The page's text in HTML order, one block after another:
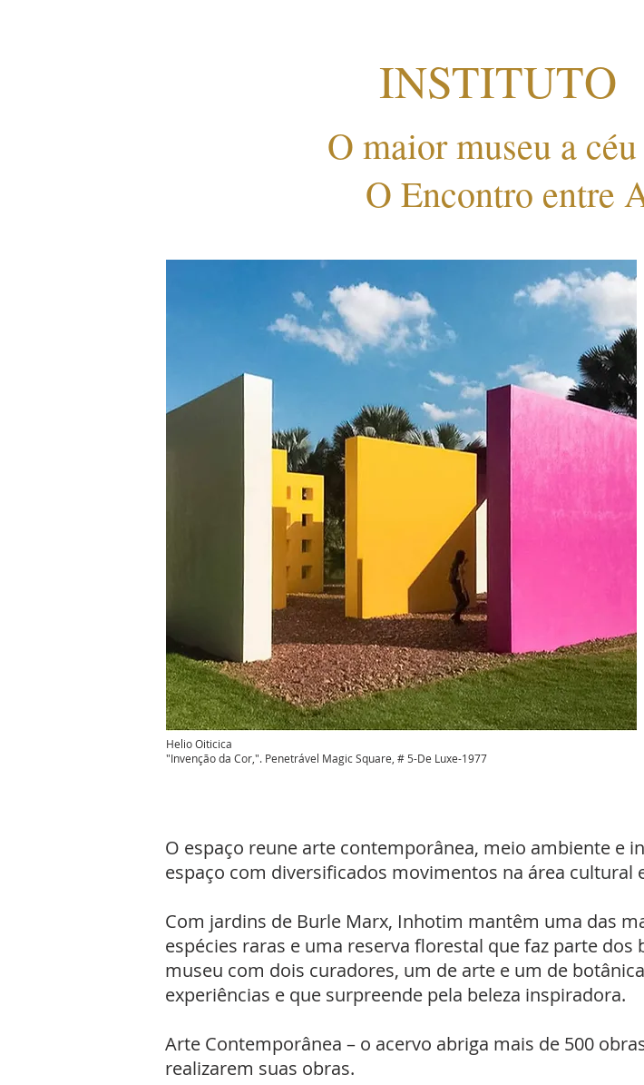
INSTITUTO
O maior museu a
O Encontro entre
Helio Oiticica
"Invenção da Cor,". Penetrável Magic Square, # 5-De Luxe-1977
O espaço reune arte contemporânea, meio ambiente e
espaço com diversificados movimentos na área cultural
Com jardins de Burle Marx, Inhotim mantêm uma das
espécies raras e uma reserva florestal que faz parte
museu com dois curadores, um de arte e um de
experiências e que surpreende pela beleza inspiradora.
Arte Contemporânea – o acervo abriga mais de 500
realizarem suas obras.